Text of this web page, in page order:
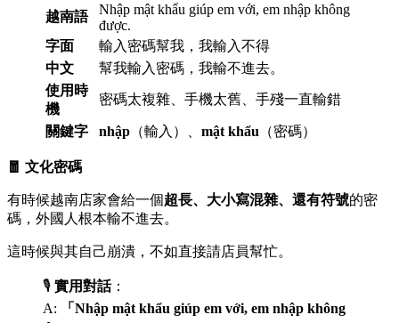
越南語
Nhập mật khẩu giúp em với, em nhập không
được.
字面
輸入密碼幫我，我輸入不得
中文
幫我輸入密碼，我輸不進去。
使用時
機
密碼太複雜、手機太舊、手殘一直輸錯
關鍵字 nhập （輸入）、 mật khẩu （密碼）
🧧 文化密碼
有時候越南店家會給一個超長、大小寫混雜、還有符號的密
碼，外國人根本輸不進去。
這時候與其自己崩潰，不如直接請店員幫忙。
🎙️ 實用對話：
A:
「Nhập mật khẩu giúp em với, em nhập không